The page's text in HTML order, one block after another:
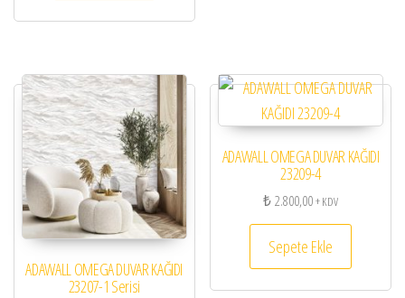
ADAWALL OMEGA DUVAR KAĞIDI
23207-1 Serisi
ADAWALL OMEGA DUVAR KAĞIDI
23209-4
₺2.800,00+ KDV
Sepete Ekle